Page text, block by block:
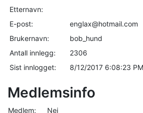
Etternavn:
E-post:
englax@hotmail.com
Brukernavn:
bob_hund
Antall innlegg:
2306
Sist innlogget:
8/12/2017 6:08:23 PM
Medlemsinfo
Medlem:
Nei